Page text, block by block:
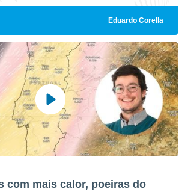
Eduardo Corella
com mais calor, poeiras do